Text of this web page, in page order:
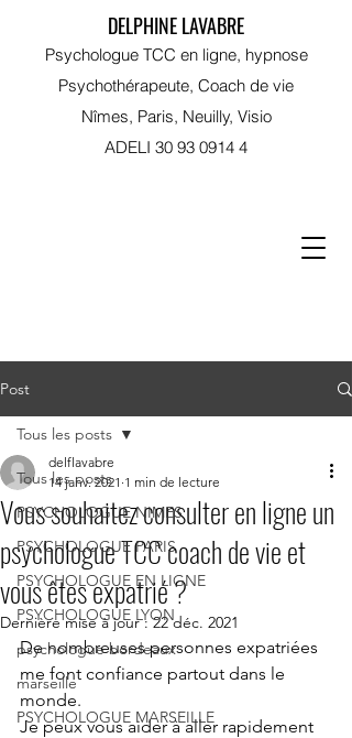
Psychologue TCC en ligne, hypnose
Psychothérapeute, Coach de vie
Nîmes, Paris, Neuilly, Visio
ADELI 30 93 0914 4
DELPHINE LAVABRE
Post
Tous les posts
PSYCHOLOGUE NIMES
PSYCHOLOGUE PARIS
PSYCHOLOGUE EN LIGNE
PSYCHOLOGUE LYON
psychologue bordeaux
marseille
PSYCHOLOGUE MARSEILLE
Tous les posts
Vous souhaitez consulter en ligne un
psychologue TCC coach de vie et
vous êtes expatrié ?
delflavabre
14 janv. 2021 1 min de lecture
Dernière mise à jour :22 déc. 2021
De nombreuses personnes expatriées
me font confiance partout dans le
monde.
Je peux vous aider à aller rapidement